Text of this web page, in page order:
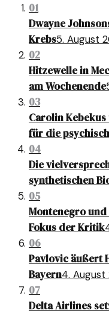
01
Dwayne
Krebs5. August
02
Hitzewelle in
am Wochenende
03
Carolin
für die
04
Die
synthetischen
05
Montenegro
Fokus der Kritik
06
Pavlovic äußert
Bayern4. August
07
Delta Airlines